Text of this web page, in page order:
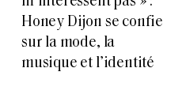
Honey Dijon se confie
sur la mode, la
musique et l’identité